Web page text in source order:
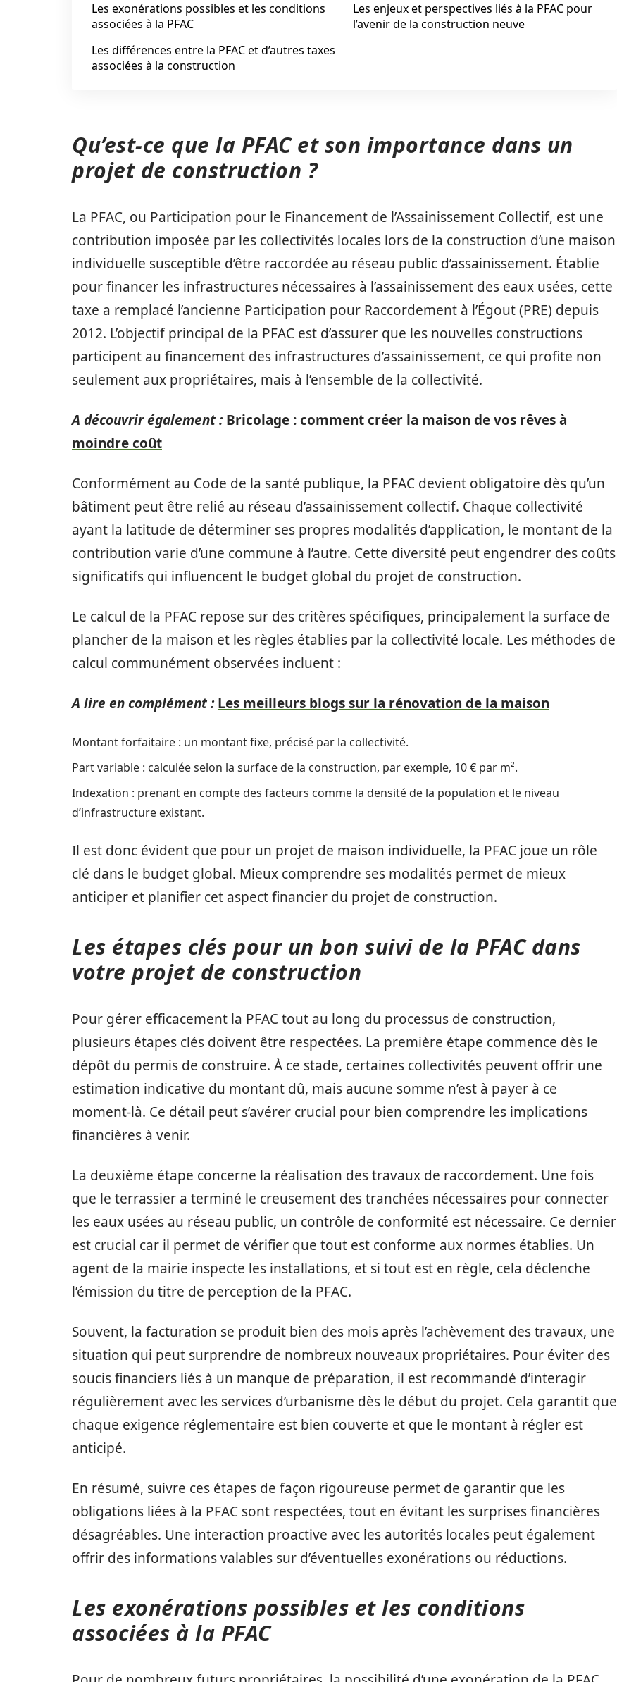
Les exonérations possibles et les conditions
associées à la PFAC
Les différences entre la PFAC et d’autres taxes
associées à la construction
Les enjeux et perspectives liés à la PFAC pour
l’avenir de la construction neuve
Qu’est-ce que la PFAC et son importance dans un
projet de construction ?
La PFAC, ou Participation pour le Financement de l’Assainissement Collectif, est une
contribution imposée par les collectivités locales lors de la construction d’une maison
individuelle susceptible d’être raccordée au réseau public d’assainissement. Établie
pour financer les infrastructures nécessaires à l’assainissement des eaux usées, cette
taxe a remplacé l’ancienne Participation pour Raccordement à l’Égout (PRE) depuis
2012. L’objectif principal de la PFAC est d’assurer que les nouvelles constructions
participent au financement des infrastructures d’assainissement, ce qui profite non
seulement aux propriétaires, mais à l’ensemble de la collectivité.
A découvrir également : Bricolage : comment créer la maison de vos rêves à
moindre coût
Conformément au Code de la santé publique, la PFAC devient obligatoire dès qu’un
bâtiment peut être relié au réseau d’assainissement collectif. Chaque collectivité
ayant la latitude de déterminer ses propres modalités d’application, le montant de la
contribution varie d’une commune à l’autre. Cette diversité peut engendrer des coûts
significatifs qui influencent le budget global du projet de construction.
Le calcul de la PFAC repose sur des critères spécifiques, principalement la surface de
plancher de la maison et les règles établies par la collectivité locale. Les méthodes de
calcul communément observées incluent :
A lire en complément : Les meilleurs blogs sur la rénovation de la maison
Montant forfaitaire : un montant fixe, précisé par la collectivité.
Part variable : calculée selon la surface de la construction, par exemple, 10 € par m².
Indexation : prenant en compte des facteurs comme la densité de la population et le niveau
d’infrastructure existant.
Il est donc évident que pour un projet de maison individuelle, la PFAC joue un rôle
clé dans le budget global. Mieux comprendre ses modalités permet de mieux
anticiper et planifier cet aspect financier du projet de construction.
Les étapes clés pour un bon suivi de la PFAC dans
votre projet de construction
Pour gérer efficacement la PFAC tout au long du processus de construction,
plusieurs étapes clés doivent être respectées. La première étape commence dès le
dépôt du permis de construire. À ce stade, certaines collectivités peuvent offrir une
estimation indicative du montant dû, mais aucune somme n’est à payer à ce
moment-là. Ce détail peut s’avérer crucial pour bien comprendre les implications
financières à venir.
La deuxième étape concerne la réalisation des travaux de raccordement. Une fois
que le terrassier a terminé le creusement des tranchées nécessaires pour connecter
les eaux usées au réseau public, un contrôle de conformité est nécessaire. Ce dernier
est crucial car il permet de vérifier que tout est conforme aux normes établies. Un
agent de la mairie inspecte les installations, et si tout est en règle, cela déclenche
l’émission du titre de perception de la PFAC.
Souvent, la facturation se produit bien des mois après l’achèvement des travaux, une
situation qui peut surprendre de nombreux nouveaux propriétaires. Pour éviter des
soucis financiers liés à un manque de préparation, il est recommandé d’interagir
régulièrement avec les services d’urbanisme dès le début du projet. Cela garantit que
chaque exigence réglementaire est bien couverte et que le montant à régler est
anticipé.
En résumé, suivre ces étapes de façon rigoureuse permet de garantir que les
obligations liées à la PFAC sont respectées, tout en évitant les surprises financières
désagréables. Une interaction proactive avec les autorités locales peut également
offrir des informations valables sur d’éventuelles exonérations ou réductions.
Les exonérations possibles et les conditions
associées à la PFAC